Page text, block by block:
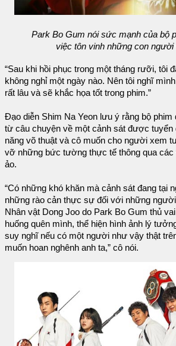
Park Bo Gum nói sức mạnh của bộ
việc tôn vinh những con người
“Sau khi hồi phục trong một tháng rưỡi, tôi
không nghỉ một ngày nào. Nên tôi nghĩ
rất lâu và sẽ khắc họa tốt trong phim.”
Đạo diễn Shim Na Yeon lưu ý rằng bộ
từ câu chuyện về một cảnh sát được tuyển
năng võ thuật và cô muốn cho người xem
vỡ những bức tường thực tế thông qua các
ảo.
“Có những khó khăn mà cảnh sát đang tại
những rào cản thực sự đối với những
Nhân vật Dong Joo do Park Bo Gum thủ
huống quên mình, thể hiện hình ảnh lý
suy nghĩ nếu có một người như vậy thật
muốn hoan nghênh anh ta,” cô nói.